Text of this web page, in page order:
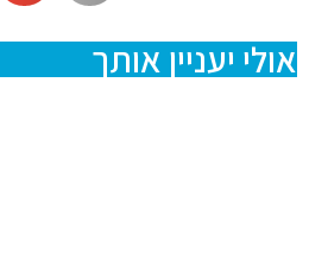
אולי יעניין אותך